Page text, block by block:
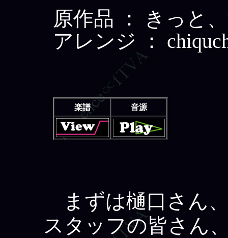
原作品 ： きっと
アレンジ ：
楽譜 音源
まずは樋口さん
スタッフの皆さん